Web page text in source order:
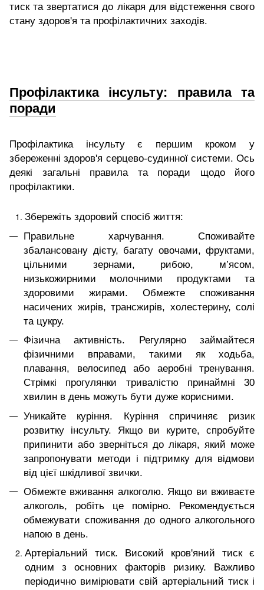
тиск та звертатися до лікаря для відстеження свого
стану здоров'я та профілактичних заходів.
Профілактика інсульту: правила та
поради
Профілактика інсульту є першим кроком у
збереженні здоров'я серцево-судинної системи. Ось
деякі загальні правила та поради щодо його
профілактики.
Збережіть здоровий спосіб життя:
Правильне харчування. Споживайте
збалансовану дієту, багату овочами, фруктами,
цільними зернами, рибою, м’ясом,
низькожирними молочними продуктами та
здоровими жирами. Обмежте споживання
насичених жирів, трансжирів, холестерину, солі
та цукру.
Фізична активність. Регулярно займайтеся
фізичними вправами, такими як ходьба,
плавання, велосипед або аеробні тренування.
Стрімкі прогулянки тривалістю принаймні 30
хвилин в день можуть бути дуже корисними.
Уникайте куріння. Куріння спричиняє ризик
розвитку інсульту. Якщо ви курите, спробуйте
припинити або зверніться до лікаря, який може
запропонувати методи і підтримку для відмови
від цієї шкідливої ​​звички.
Обмежте вживання алкоголю. Якщо ви вживаєте
алкоголь, робіть це помірно. Рекомендується
обмежувати споживання до одного алкогольного
напою в день.
Артеріальний тиск. Високий кров'яний тиск є
одним з основних факторів ризику. Важливо
періодично вимірювати свій артеріальний тиск і